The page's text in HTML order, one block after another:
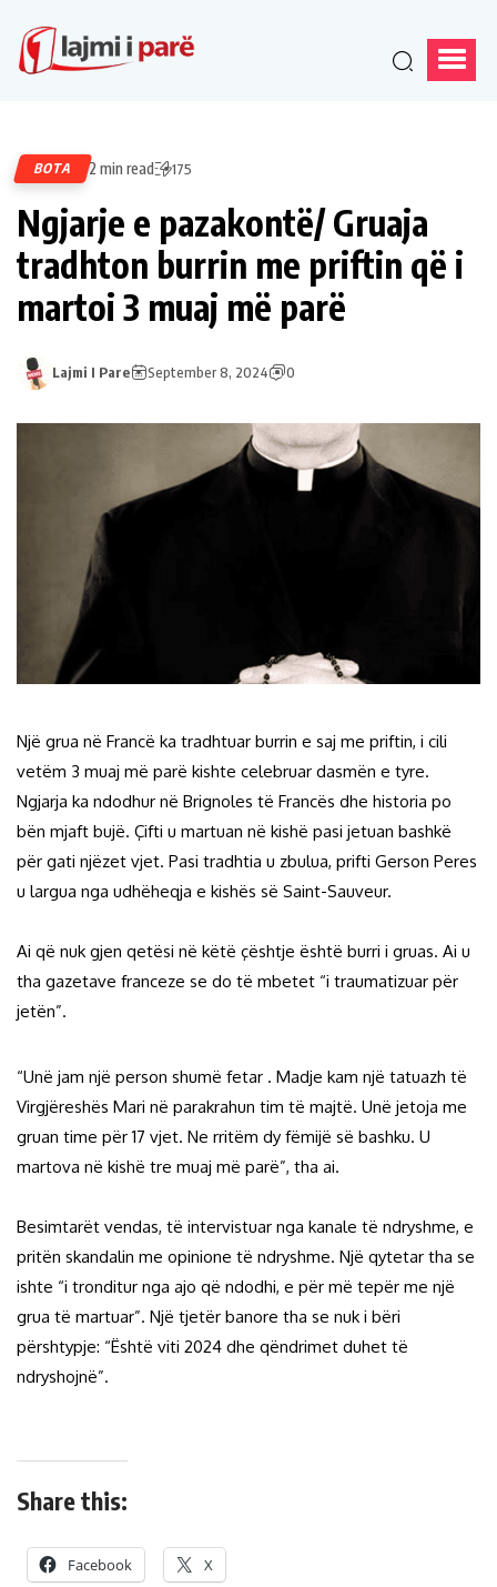
BOTA 2 min read 175
Ngjarje e pazakontë/ Gruaja
tradhton burrin me priftin që i
martoi 3 muaj më parë
Lajmi I Pare September 8, 2024 0
Një grua në Francë ka tradhtuar burrin e saj me priftin, i cili
vetëm 3 muaj më parë kishte celebruar dasmën e tyre.
Ngjarja ka ndodhur në Brignoles të Francës dhe historia po
bën mjaft bujë. Çifti u martuan në kishë pasi jetuan bashkë
për gati njëzet vjet. Pasi tradhtia u zbulua, prifti Gerson Peres
u largua nga udhëheqja e kishës së Saint-Sauveur.
Ai që nuk gjen qetësi në këtë çështje është burri i gruas. Ai u
tha gazetave franceze se do të mbetet “i traumatizuar për
jetën”.
“Unë jam një person shumë fetar . Madje kam një tatuazh të
Virgjëreshës Mari në parakrahun tim të majtë. Unë jetoja me
gruan time për 17 vjet. Ne rritëm dy fëmijë së bashku. U
martova në kishë tre muaj më parë”, tha ai.
Besimtarët vendas, të intervistuar nga kanale të ndryshme, e
pritën skandalin me opinione të ndryshme. Një qytetar tha se
ishte “i tronditur nga ajo që ndodhi, e për më tepër me një
grua të martuar”. Një tjetër banore tha se nuk i bëri
përshtypje: “Është viti 2024 dhe qëndrimet duhet të
ndryshojnë”.
Share this:
Facebook X